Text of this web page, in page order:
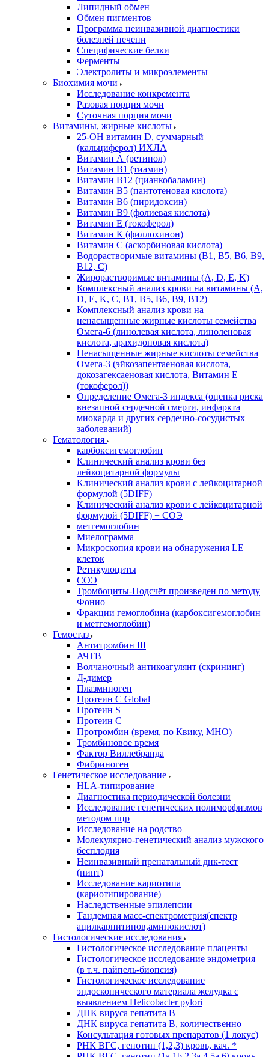
Липидный обмен
Обмен пигментов
Программа неинвазивной диагностики
болезней печени
Специфические белки
Ферменты
Электролиты и микроэлементы
Биохимия мочи
Исследование конкремента
Разовая порция мочи
Суточная порция мочи
Витамины, жирные кислоты
25-OH витамин D, суммарный
(кальциферол) ИХЛА
Витамин А (ретинол)
Витамин В1 (тиамин)
Витамин В12 (цианкобаламин)
Витамин В5 (пантотеновая кислота)
Витамин В6 (пиридоксин)
Витамин В9 (фолиевая кислота)
Витамин Е (токоферол)
Витамин К (филлохинон)
Витамин С (аскорбиновая кислота)
Водорастворимые витамины (B1, B5, B6, В9,
В12, С)
Жирорастворимые витамины (A, D, E, K)
Комплексный анализ крови на витамины (A,
D, E, K, C, B1, B5, B6, В9, B12)
Комплексный анализ крови на
ненасыщенные жирные кислоты семейства
Омега-6 (линолевая кислота, линоленовая
кислота, арахидоновая кислота)
Ненасыщенные жирные кислоты семейства
Омега-3 (эйкозапентаеновая кислота,
докозагексаеновая кислота, Витамин E
(токоферол))
Определение Омега-3 индекса (оценка риска
внезапной сердечной смерти, инфаркта
миокарда и других сердечно-сосудистых
заболеваний)
Гематология
карбоксигемоглобин
Клинический анализ крови без
лейкоцитарной формулы
Клинический анализ крови с лейкоцитарной
формулой (5DIFF)
Клинический анализ крови с лейкоцитарной
формулой (5DIFF) + СОЭ
метгемоглобин
Миелограмма
Микроскопия крови на обнаружения LE
клеток
Ретикулоциты
СОЭ
Тромбоциты-Подсчёт произведен по методу
Фонио
Фракции гемоглобина (карбоксигемоглобин
и метгемоглобин)
Гемостаз
Антитромбин III
АЧТВ
Волчаночный антикоагулянт (скрининг)
Д-димер
Плазминоген
Протеин C Global
Протеин S
Протеин С
Протромбин (время, по Квику, МНО)
Тромбиновое время
Фактор Виллебранда
Фибриноген
Генетическое исследование
HLA-типирование
Диагностика периодической болезни
Исследование генетических полиморфизмов
методом пцр
Исследование на родство
Молекулярно-генетический анализ мужского
бесплодия
Неинвазивный пренатальный днк-тест
(нипт)
Исследование кариотипа
(кариотипирование)
Наследственные эпилепсии
Тандемная масс-спектрометрия(спектр
ацилкарнитинов,аминокислот)
Гистологические исследования
Гистологическое исследование плаценты
Гистологическое исследование эндометрия
(в т.ч. пайпель-биопсия)
Гистологическое исследование
эндоскопического материала желудка с
выявлением Helicobacter pylori
ДНК вируса гепатита B
ДНК вируса гепатита B, количественно
Консультация готовых препаратов (1 локус)
РНК ВГC, генотип (1,2,3) кровь, кач. *